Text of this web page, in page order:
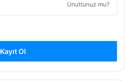
Unuttunuz mu?
Kayıt Ol